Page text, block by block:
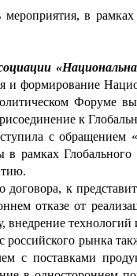
мероприятия, в
и формирование
Форуме
к
с обращением
в рамках
к
отказе от
внедрение
рынка
с поставками